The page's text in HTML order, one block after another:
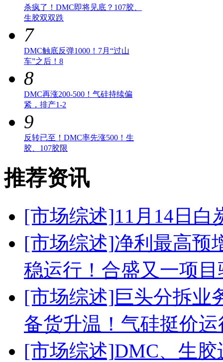
杀疯了！DMC即将见底？107胶、
生胶双双跌
7
DMC触底反弹1000！7月“过山
车”之后！8
8
DMC再涨200-500！气硅持续偏
紧，排产1-2
9
反转已至！DMC率先涨500！生
胶、107胶限
推荐资讯
[市场综述]11月14日白
[市场综述]净利最高预
稳运行！合盛又一项
[市场综述]巨头分拆业
备货升温！气硅挺价
[市场综述]DMC、生胶